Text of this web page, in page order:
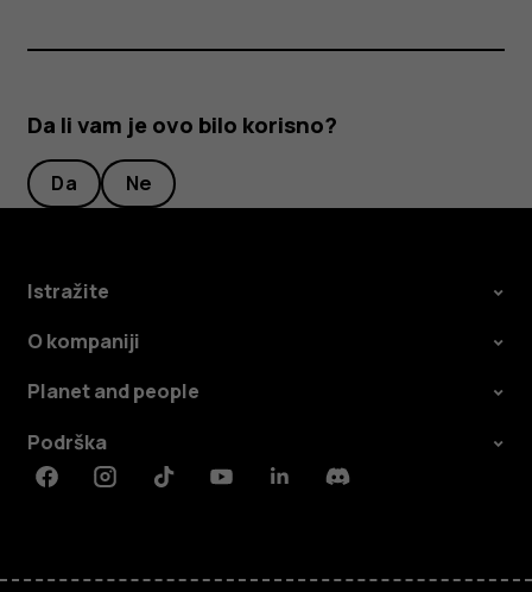
Da li vam je ovo bilo korisno?
Da Ne
Istražite
O kompaniji
Planet and people
Podrška
FacebookInstagramTiktokYoutubeLinkedinDiscord